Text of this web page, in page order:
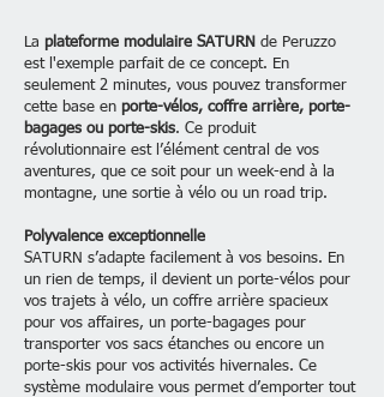
La plateforme modulaire SATURN de Peruzzo
est l'exemple parfait de ce concept. En
seulement 2 minutes, vous pouvez transformer
cette base en porte-vélos, coffre arrière, porte-
bagages ou porte-skis. Ce produit
révolutionnaire est l’élément central de vos
aventures, que ce soit pour un week-end à la
montagne, une sortie à vélo ou un road trip.
Polyvalence exceptionnelle
SATURN s’adapte facilement à vos besoins. En
un rien de temps, il devient un porte-vélos pour
vos trajets à vélo, un coffre arrière spacieux
pour vos affaires, un porte-bagages pour
transporter vos sacs étanches ou encore un
porte-skis pour vos activités hivernales. Ce
système modulaire vous permet d’emporter tout